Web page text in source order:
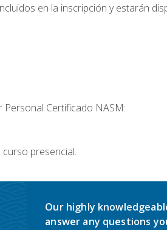
en la inscripción y estarán
Certificado NASM:
presencial.
Our highly
answer any questions